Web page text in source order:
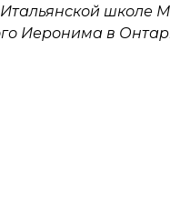
школе
Иеронима в